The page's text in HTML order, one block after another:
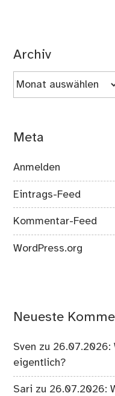
Archiv
Archiv
Meta
Anmelden
Eintrags-Feed
Kommentar-Feed
WordPress.org
Neueste
Sven zu 26.07.2026:
eigentlich?
Sari zu 26.07.2026: